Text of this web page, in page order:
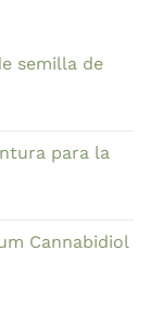
semilla de
para la
Cannabidiol